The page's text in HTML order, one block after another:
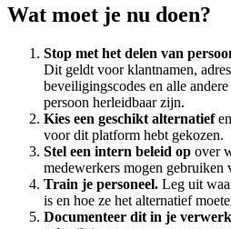
Wat moet je nu doen?
Stop met het delen van
Dit geldt voor klantnamen,
beveiligingscodes en alle
persoon herleidbaar zijn.
Kies een geschikt alternatief
voor dit platform hebt gekozen.
Stel een intern beleid op over
medewerkers mogen gebruiken
Train je personeel. Leg uit
is en hoe ze het alternatief
Documenteer dit in je